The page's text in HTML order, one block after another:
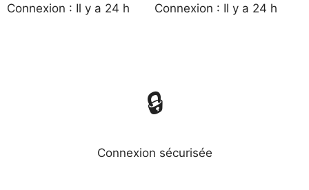
Connexion : Il y a 24 h
Connexion : Il y a 24 h
🔒
Connexion sécurisée